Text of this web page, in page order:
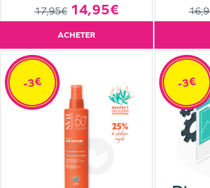
17,95€ 14,95€
ACHETER
-3€ -3€